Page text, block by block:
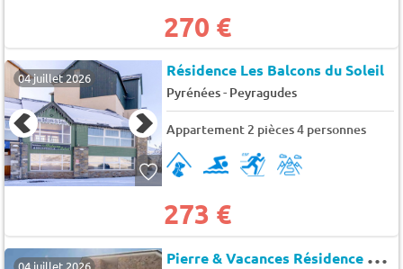
270 €
04 juillet 2026 Résidence Les Balcons du Soleil
Pyrénées- Peyragudes
Appartement 2 pièces 4 personnes
273 €
04 juillet 2026 P
ierre & Vacances Résidence Princesa